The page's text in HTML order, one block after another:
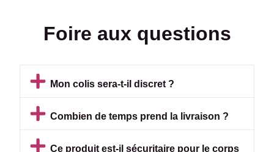
Foire aux questions
Mon colis sera-t-il discret ?
Combien de temps prend la livraison ?
Ce produit est-il sécuritaire pour le corps